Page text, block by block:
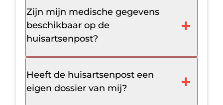
Zijn mijn medische gegevens
beschikbaar op de
huisartsenpost?
Heeft de huisartsenpost een
eigen dossier van mij?